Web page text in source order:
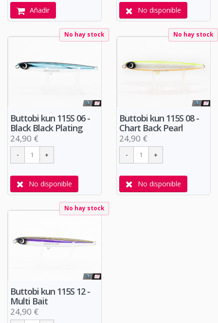
Añadir No disponible
No hay stock
Buttobi kun 115S 06 -
Black Black Plating
24,90 €
No disponible
No hay stock
Buttobi kun 115S 08 -
Chart Back Pearl
24,90 €
No disponible
No hay stock
Buttobi kun 115S 12 -
Multi Bait
24,90 €